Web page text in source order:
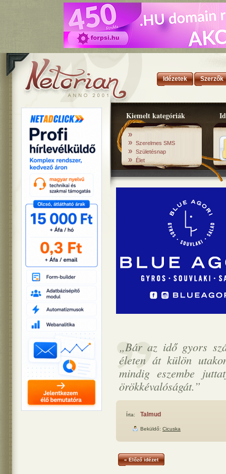
Idézetek Szerzők
Kiemelt kategóriák
»
» Szerelmes SMS
» Születésnap
» Élet
„Bár az idő gyors
életen át külön
mindig eszembe
örökkévalóságát.”
Írta: Talmud
Beküldő: Cicuska
« Előző idézet